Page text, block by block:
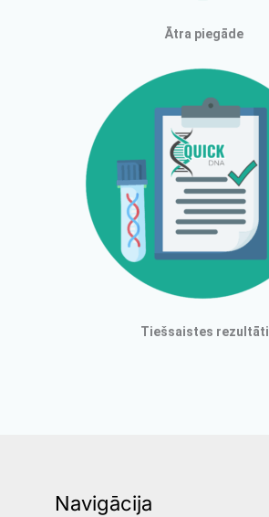
Ātra piegāde
Tiešsaistes rezultāti
Navigācija